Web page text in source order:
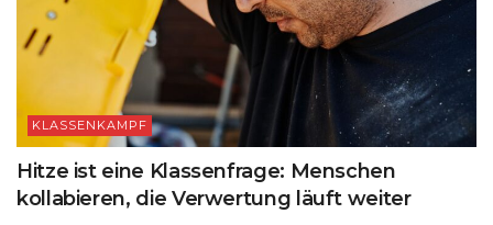
KLASSENKAMPF
Hitze ist eine Klassenfrage: Menschen
kollabieren, die Verwertung läuft weiter